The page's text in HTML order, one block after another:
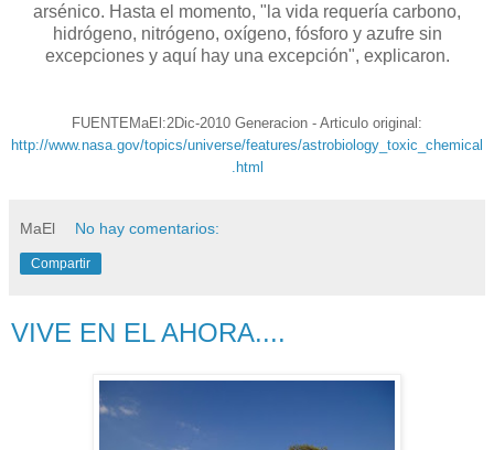
arsénico. Hasta el momento, "la vida requería carbono,
hidrógeno, nitrógeno, oxígeno, fósforo y azufre sin
excepciones y aquí hay una excepción", explicaron.
FUENTEMaEl:2Dic-2010 Generacion - Articulo original:
http://www.nasa.gov/topics/universe/features/astrobiology_toxic_chemical
.html
MaEl No hay comentarios:
Compartir
VIVE EN EL AHORA....